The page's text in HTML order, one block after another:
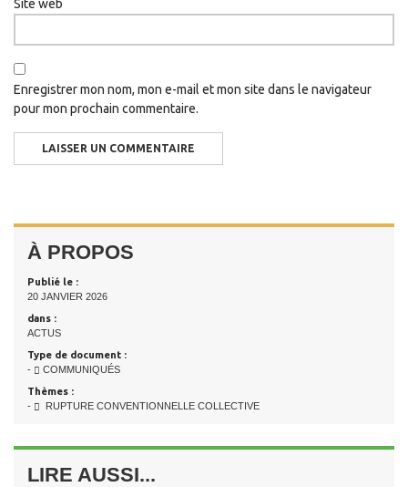
Site web
Enregistrer mon nom, mon e-mail et mon site dans le navigateur
pour mon prochain commentaire.
À PROPOS
Publié le :
20 JANVIER 2026
dans :
ACTUS
Type de document :
-
COMMUNIQUÉS
Thèmes :
-
RUPTURE CONVENTIONNELLE COLLECTIVE
LIRE AUSSI...